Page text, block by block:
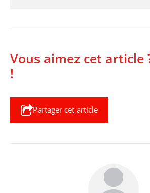
Vous aimez cet article
!
Partager cet article